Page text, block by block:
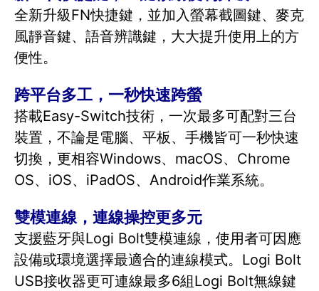
全新升級FN快捷鍵，並加入螢幕截圖鍵、麥克
風靜音鍵、語音辨識鍵，大大提升使用上的方
便性。
跨平台多工，一秒快速跨螢
搭載Easy-Switch技術，一次最多可配對三台
裝置，不論是電腦、平板、手機皆可一秒快速
切換，更相容Windows、macOS、Chrome
OS、iOS、iPadOS、Android作業系統。
雙模連線，連線操控更多元
支援藍牙與Logi Bolt雙模連線，使用者可因應
設備或環境選擇最適合的連線模式。Logi Bolt
USB接收器更可連線最多6組Logi Bolt無線鍵